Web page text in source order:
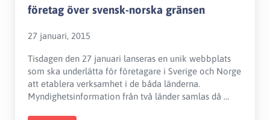
företag över svensk-norska gränsen
27 januari, 2015
Tisdagen den 27 januari lanseras en unik webbplats
som ska underlätta för företagare i Sverige och Norge
att etablera verksamhet i de båda länderna.
Myndighetsinformation från två länder samlas då …